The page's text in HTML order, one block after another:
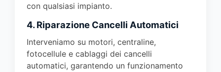
con qualsiasi impianto.
4. Riparazione Cancelli Automatici
Interveniamo su motori, centraline,
fotocellule e cablaggi dei cancelli
automatici, garantendo un funzionamento